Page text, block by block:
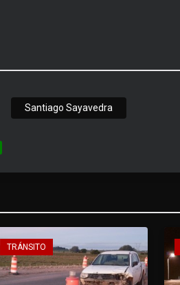
Santiago Sayavedra
TRÁNSITO